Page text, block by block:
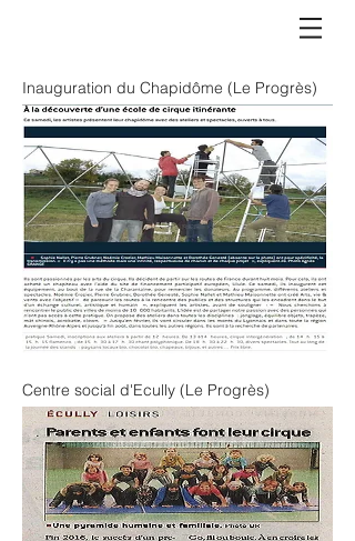
Inauguration du Chapidôme (Le Progrès)
Centre social d'Ecully (Le Progrès)